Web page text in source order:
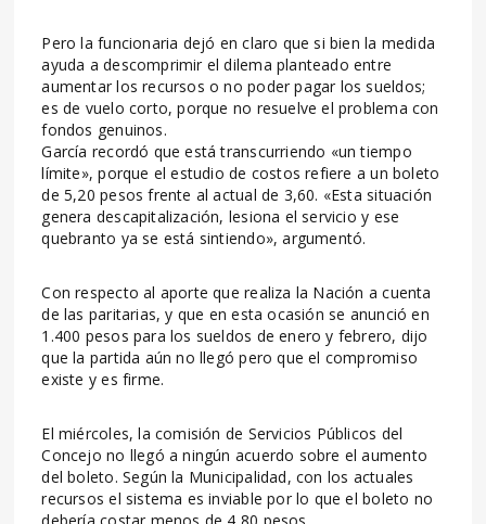
Pero la funcionaria dejó en claro que si bien la medida
ayuda a descomprimir el dilema planteado entre
aumentar los recursos o no poder pagar los sueldos;
es de vuelo corto, porque no resuelve el problema con
fondos genuinos.
García recordó que está transcurriendo «un tiempo
límite», porque el estudio de costos refiere a un boleto
de 5,20 pesos frente al actual de 3,60. «Esta situación
genera descapitalización, lesiona el servicio y ese
quebranto ya se está sintiendo», argumentó.
Con respecto al aporte que realiza la Nación a cuenta
de las paritarias, y que en esta ocasión se anunció en
1.400 pesos para los sueldos de enero y febrero, dijo
que la partida aún no llegó pero que el compromiso
existe y es firme.
El miércoles, la comisión de Servicios Públicos del
Concejo no llegó a ningún acuerdo sobre el aumento
del boleto. Según la Municipalidad, con los actuales
recursos el sistema es inviable por lo que el boleto no
debería costar menos de 4,80 pesos.